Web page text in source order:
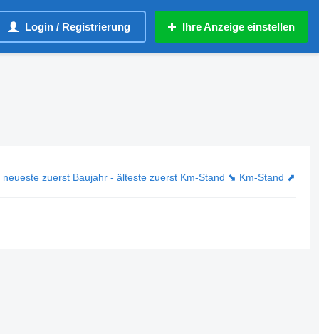
Login / Registrierung Ihre Anzeige einstellen
neueste zuerst Baujahr - älteste zuerst Km-Stand ⬊ Km-Stand ⬈